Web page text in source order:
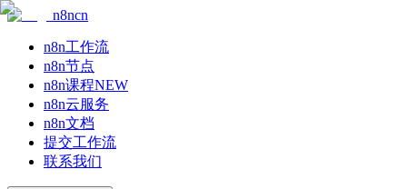
n8ncn
n8n工作流
n8n节点
n8n课程NEW
n8n云服务
n8n文档
提交工作流
联系我们